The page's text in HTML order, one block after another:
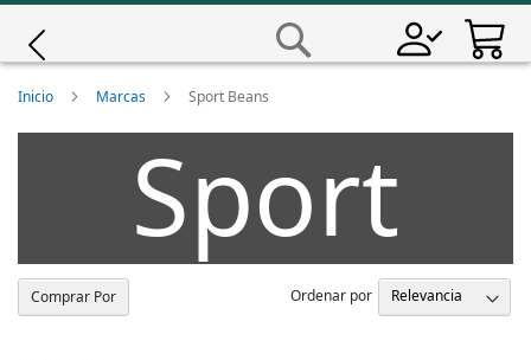
Saltar
Contenido
Inicio Marcas Sport Beans
Sport
Beans
Ordenar por
Comprar Por
Giro
MET